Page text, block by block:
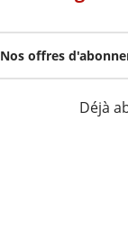
Nos offres
Déjà